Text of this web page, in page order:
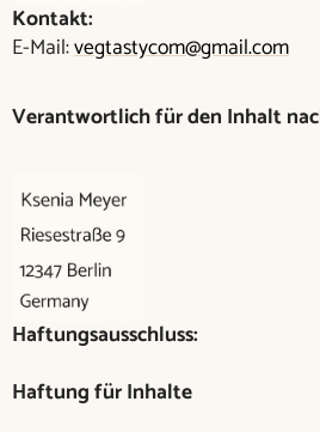
Kontakt:
E-Mail:vegtastycom@gmail.com
Verantwortlich für den Inhalt
Haftungsausschluss:
Haftung für Inhalte